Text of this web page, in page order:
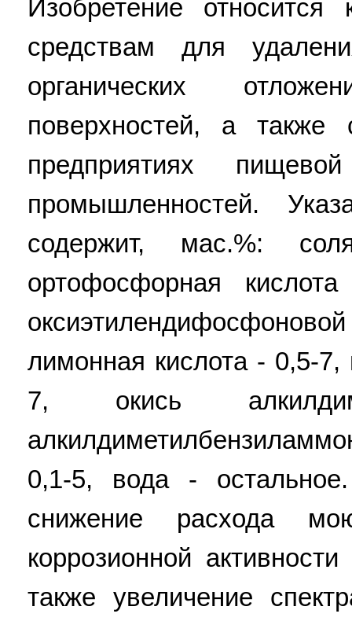
Изобретение
средствам для
органических
поверхностей, а
предприятиях
промышленностей.
содержит, мас.%:
ортофосфорная
лимонная кислота - 0,5-
7, окись
0,1-5, вода - остальное.
снижение расхода
коррозионной
также увеличение